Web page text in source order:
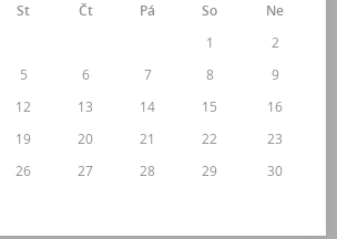
St Čt Pá So
Ne
1
2
5 6 7 8
9
12 13 14 15
16
19 20 21 22
23
26 27 28 29
30